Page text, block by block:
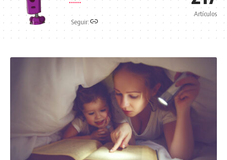
Seguir:
Artículos